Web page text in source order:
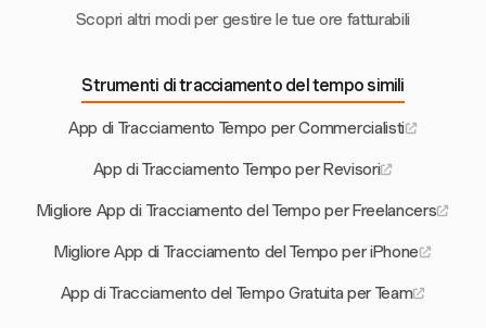
Scopri altri modi per gestire le tue ore fatturabili
Strumenti di tracciamento del tempo simili
App di Tracciamento Tempo per Commercialisti
App di Tracciamento Tempo per Revisori
Migliore App di Tracciamento del Tempo per Freelancers
Migliore App di Tracciamento del Tempo per iPhone
App di Tracciamento del Tempo Gratuita per Team